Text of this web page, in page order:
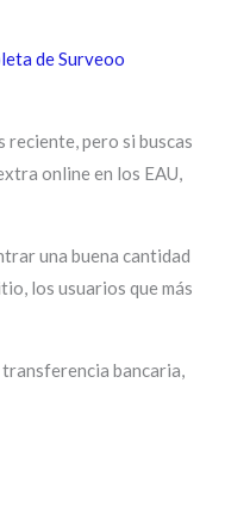
de Surveoo
reciente, pero si buscas
online en los EAU,
una buena cantidad
los usuarios que más
bancaria,